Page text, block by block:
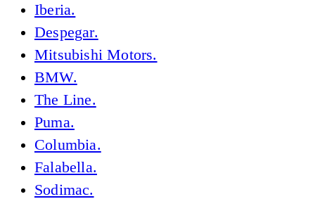
Iberia.
Despegar.
Mitsubishi Motors.
BMW.
The Line.
Puma.
Columbia.
Falabella.
Sodimac.